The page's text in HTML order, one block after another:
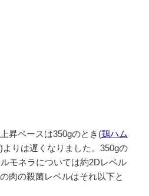
昇ペースは350gのとき(鶏ハム
)よりは遅くなりました。350gの
モネラについては約2Dレベル
肉の殺菌レベルはそれ以下と